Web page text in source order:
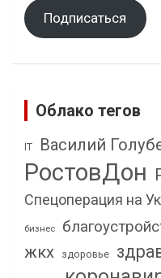
Подписаться
Облако тегов
IT Василий
РостовДон
Спецоперация на
бизнес
жкх здоровье